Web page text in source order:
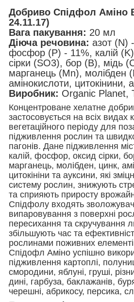
Добриво Спідфол Аміно
24.11.17)
Вага пакування: 20 мл
Діюча речовина: азот (N)
фосфор (P) - 11%, калій
сірки (SO3), бор (В), мідь
марганець (Mn), молібден
амінокислоти, цитокінини,
Виробник: Organic Planet,
Концентроване хелатне
застосовується на всіх видах
вегетаційного періоду для
підживлення рослин та
пагонів. Дане підживлення
калій, фосфор, оксид сірки,
марганець, молібден, цинк,
цитокініни та ауксини, які
систему рослин, знижують
та сприяють приросту
Спідфолу входять
випаровування з поверхні
пересихання та скручування
збільшують час та
рослинами поживних
Спідофл Аміно успішно
підживлення картоплі,
смородини, яблуні, груші,
дині, гарбуза, баклажанів,
черешні, абрикосу, персика,